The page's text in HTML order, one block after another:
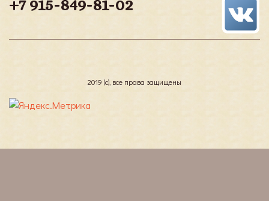
+7 915-849-81-02
2019 (с), все права защищены